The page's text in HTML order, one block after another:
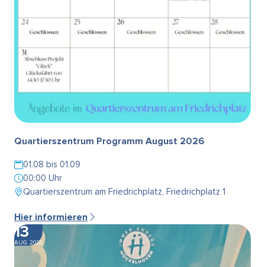
Quartierszentrum Programm August 2026
01.08 bis 01.09
00:00 Uhr
Quartierszentrum am Friedrichplatz, Friedrichplatz 1
Hier informieren
13
AUG. 2026